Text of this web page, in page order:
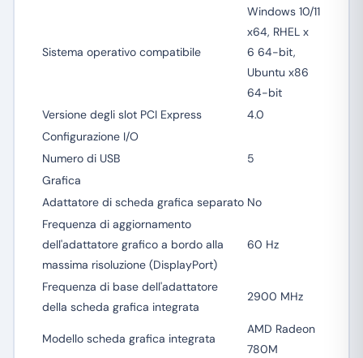
Sistema operativo compatibile
Windows 10/11
x64, RHEL x
6 64-bit,
Ubuntu x86
64-bit
Versione degli slot PCI Express
4.0
Configurazione I/O
Numero di USB
5
Grafica
Adattatore di scheda grafica separato No
Frequenza di aggiornamento
dell'adattatore grafico a bordo alla
massima risoluzione (DisplayPort)
60 Hz
Frequenza di base dell'adattatore
della scheda grafica integrata
2900 MHz
Modello scheda grafica integrata
AMD Radeon
780M